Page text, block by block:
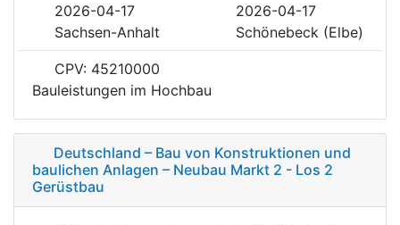
2026-04-17
2026-04-17
Sachsen-Anhalt
Schönebeck (Elbe)
CPV: 45210000
Bauleistungen im Hochbau
Deutschland – Bau von Konstruktionen und
baulichen Anlagen – Neubau Markt 2 - Los 2
Gerüstbau